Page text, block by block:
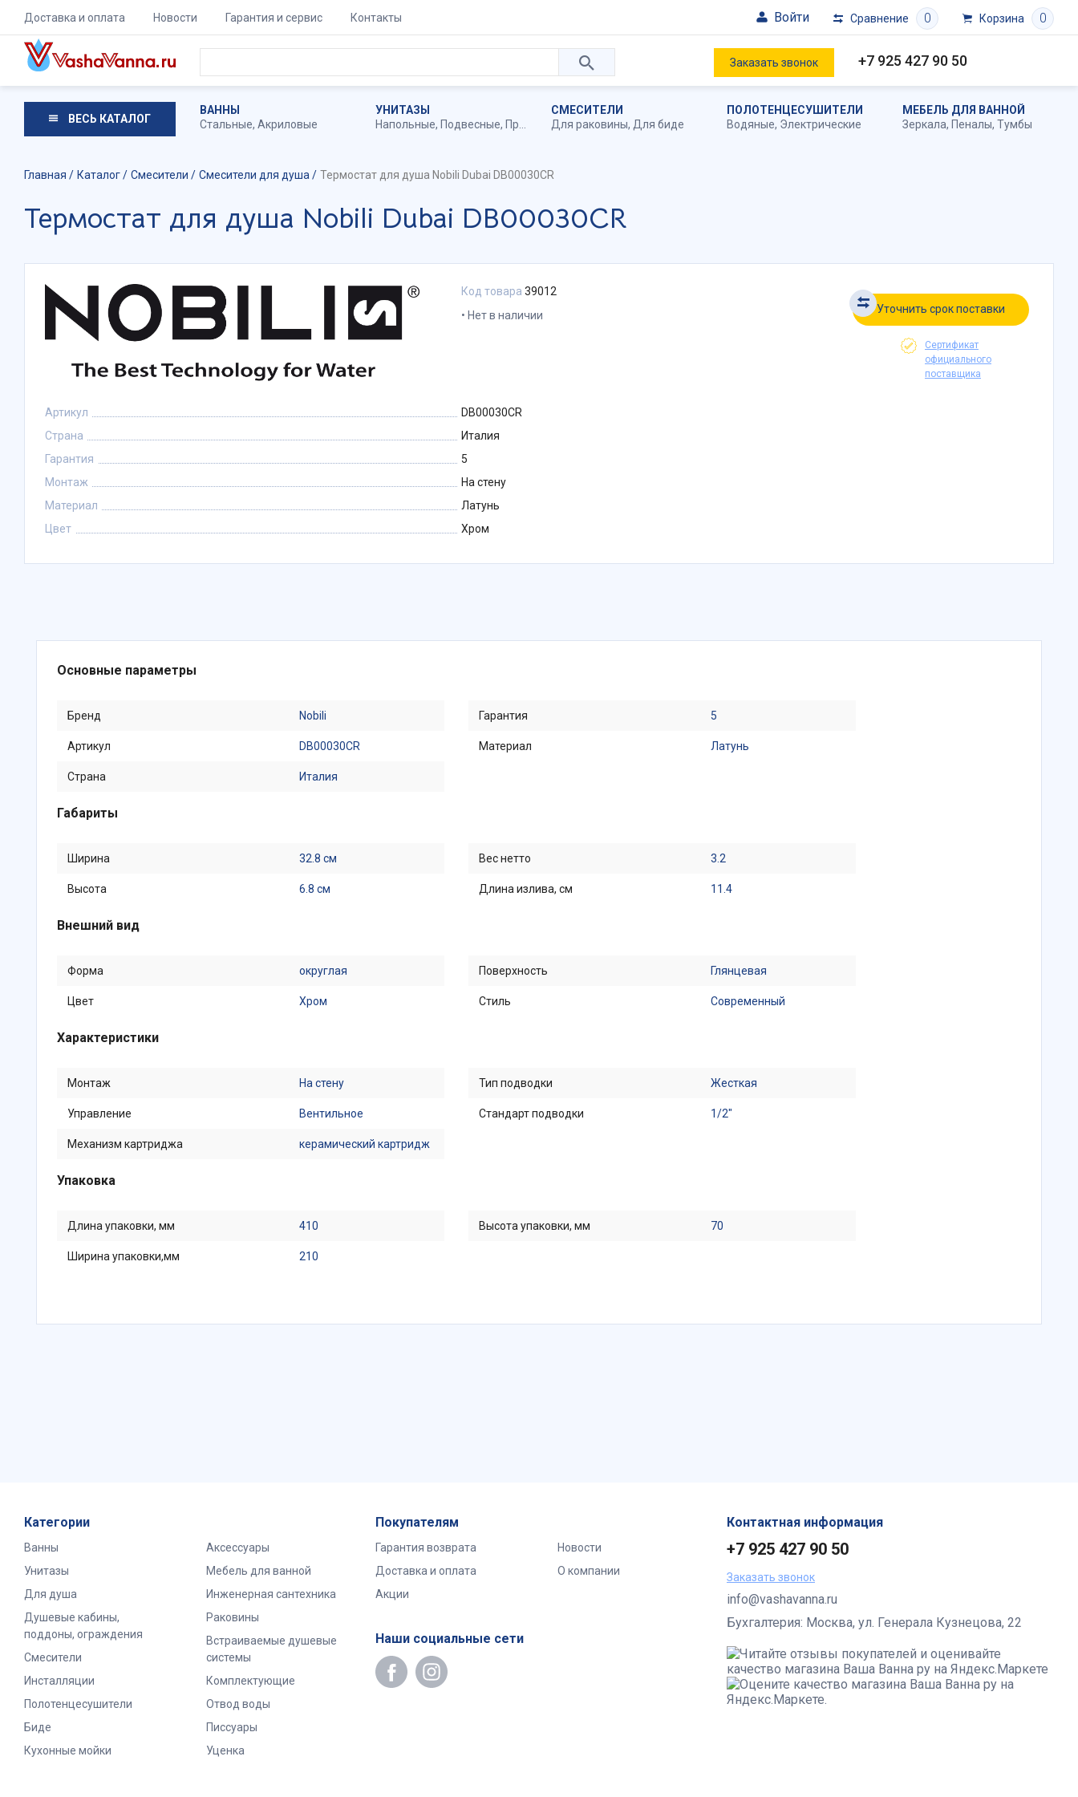
Доставка и оплата Новости Гарантия и сервис Контакты Войти Сравнение 0 Корзина 0
Заказать звонок +7 925 427 90 50
ВЕСЬ КАТАЛОГ
ВАННЫ
Стальные, Акриловые
УНИТАЗЫ
Напольные, Подвесные, Приставные
СМЕСИТЕЛИ
Для раковины, Для биде
ПОЛОТЕНЦЕСУШИТЕЛИ
Водяные, Электрические
МЕБЕЛЬ ДЛЯ ВАННОЙ
Зеркала, Пеналы, Тумбы
Главная Каталог Смесители Смесители для душа Термостат для душа Nobili Dubai DB00030CR
Термостат для душа Nobili Dubai DB00030CR
Код товара 39012
Нет в наличии
Артикул
DB00030CR
Страна
Италия
Гарантия
5
Монтаж
На стену
Материал
Латунь
Цвет
Хром
Уточнить срок поставки
Сертификат
официального
поставщика
Основные параметры
Бренд Nobili
Артикул DB00030CR
Страна Италия
Гарантия 5
Материал Латунь
Габариты
Ширина 32.8 см
Высота 6.8 см
Вес нетто 3.2
Длина излива, см 11.4
Внешний вид
Форма округлая
Цвет Хром
Поверхность Глянцевая
Стиль Современный
Характеристики
Монтаж На стену
Управление Вентильное
Механизм картриджа керамический картридж
Тип подводки Жесткая
Стандарт подводки 1/2"
Упаковка
Длина упаковки, мм 410
Ширина упаковки,мм 210
Высота упаковки, мм 70
Категории
Ванны
Унитазы
Для душа
Душевые кабины,
поддоны, ограждения
Смесители
Инсталляции
Полотенцесушители
Биде
Кухонные мойки
Аксессуары
Мебель для ванной
Инженерная сантехника
Раковины
Встраиваемые душевые
системы
Комплектующие
Отвод воды
Писсуары
Уценка
Покупателям
Гарантия возврата
Доставка и оплата
Акции
Новости
О компании
Наши социальные сети
Контактная информация
+7 925 427 90 50
Заказать звонок
info@vashavanna.ru
Бухгалтерия: Москва, ул. Генерала Кузнецова, 22